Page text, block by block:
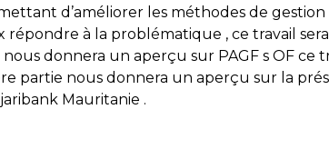
d’améliorer les méthodes de
répondre à la problématique , ce travail
donnera un aperçu sur PAGF s OF ce
partie nous donnera un aperçu sur la
Mauritanie .